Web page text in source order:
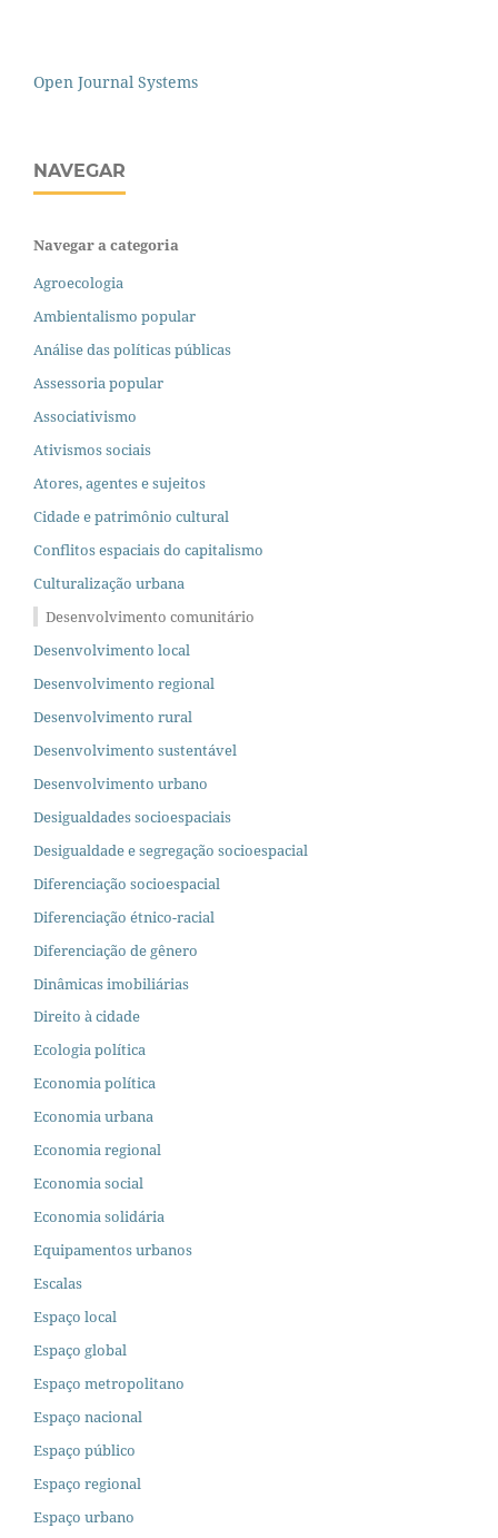
Open Journal Systems
NAVEGAR
Navegar a categoria
Agroecologia
Ambientalismo popular
Análise das políticas públicas
Assessoria popular
Associativismo
Ativismos sociais
Atores, agentes e sujeitos
Cidade e patrimônio cultural
Conflitos espaciais do capitalismo
Culturalização urbana
Desenvolvimento comunitário
Desenvolvimento local
Desenvolvimento regional
Desenvolvimento rural
Desenvolvimento sustentável
Desenvolvimento urbano
Desigualdades socioespaciais
Desigualdade e segregação socioespacial
Diferenciação socioespacial
Diferenciação étnico-racial
Diferenciação de gênero
Dinâmicas imobiliárias
Direito à cidade
Ecologia política
Economia política
Economia urbana
Economia regional
Economia social
Economia solidária
Equipamentos urbanos
Escalas
Espaço local
Espaço global
Espaço metropolitano
Espaço nacional
Espaço público
Espaço regional
Espaço urbano